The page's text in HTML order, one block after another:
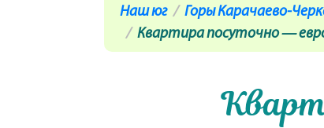
Наш юг Горы Карачаево-
Квартира посуточно —